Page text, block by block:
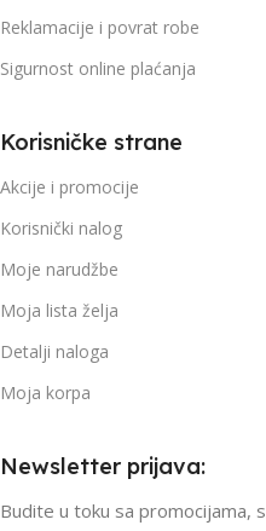
Reklamacije i povrat robe
Sigurnost online plaćanja
Korisničke strane
Akcije i promocije
Korisnički nalog
Moje narudžbe
Moja lista želja
Detalji naloga
Moja korpa
Newsletter prijava:
Budite u toku sa promocijama,